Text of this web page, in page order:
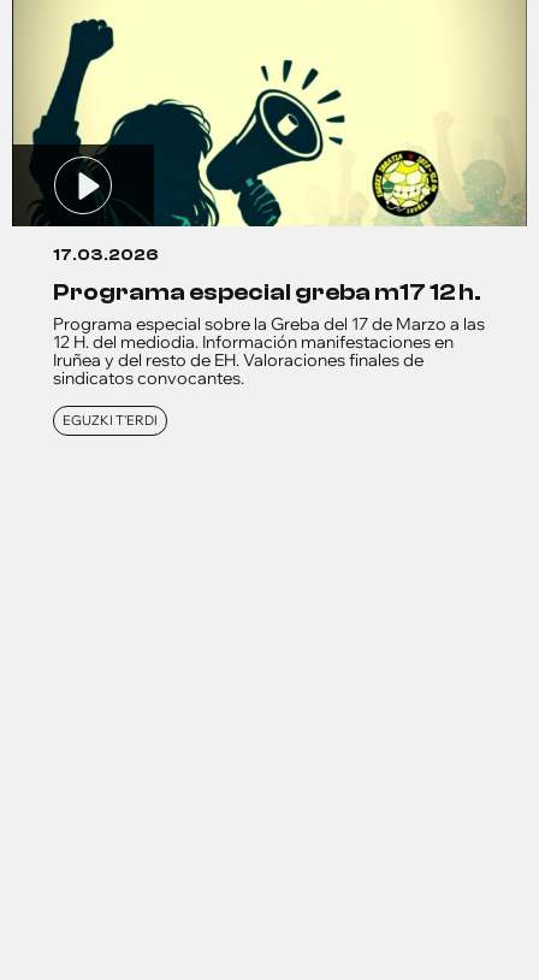
17.03.2026
programa especial greba m17 12 h.
Programa especial sobre la Greba del 17 de Marzo a las
12 H. del mediodia. Información manifestaciones en
Iruñea y del resto de EH. Valoraciones finales de
sindicatos convocantes.
EGUZKI T'ERDI